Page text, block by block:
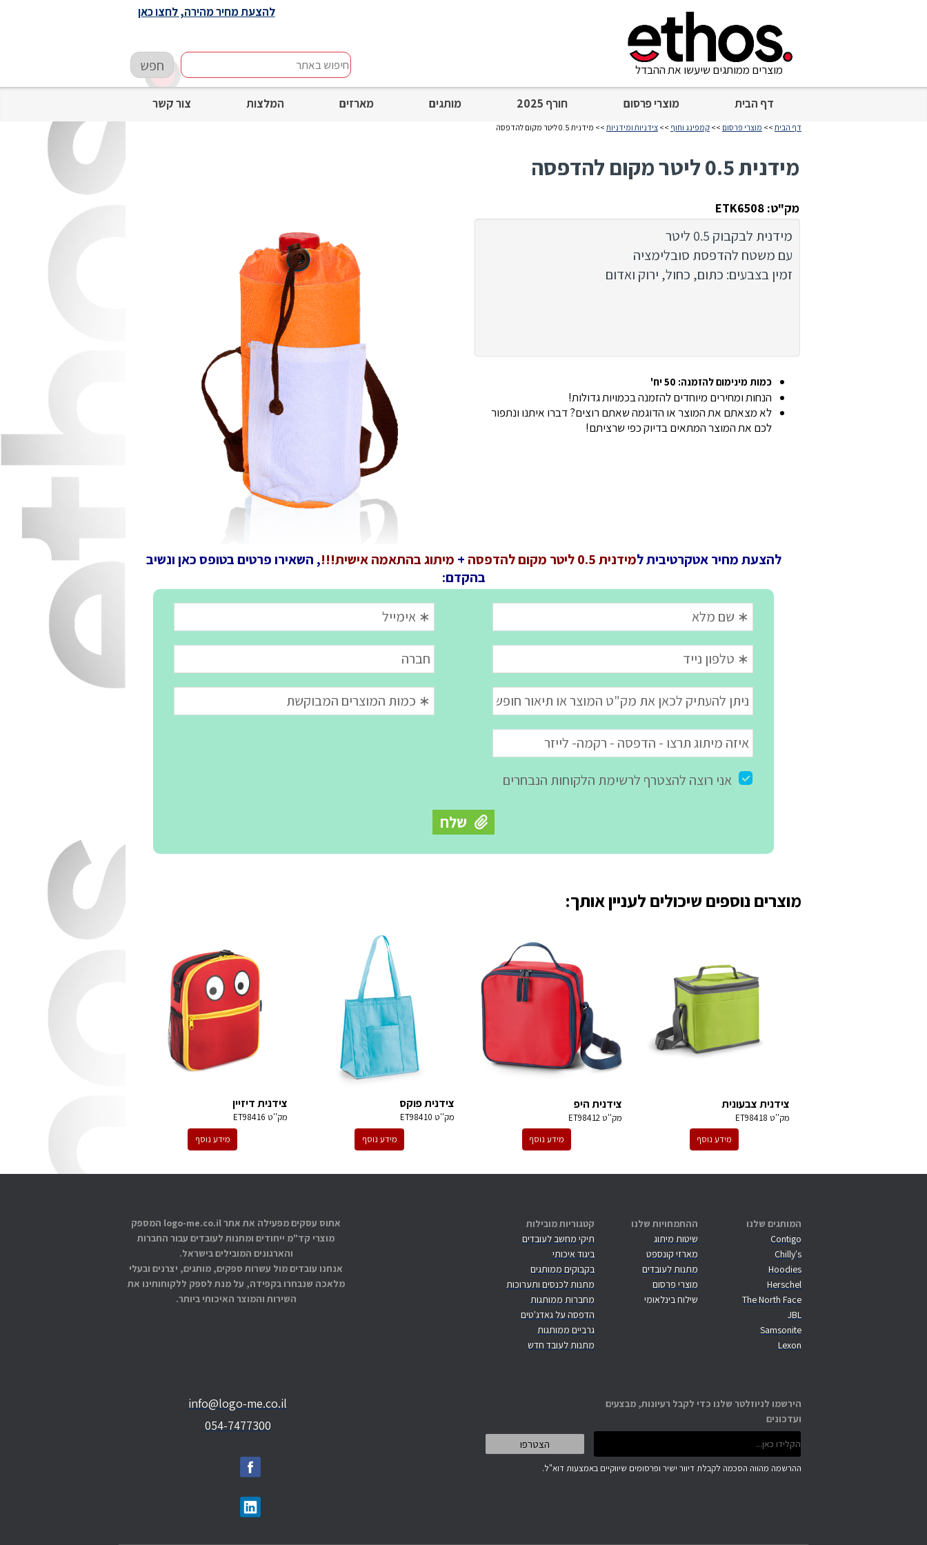
דף הבית מוצרי פרסום חורף 2025 מותגים מארזים המלצות צור קשר
חיפוש
באתר
חפש מוצרים ממותגים שיעשו את ההבדל
להצעת מחיר מהירה, לחצו כאן
דף הבית >> מוצרי פרסום >> קמפינג וחוף >> צידניות ומידניות >> מידנית 0.5 ליטר מקום להדפסה
מידנית 0.5 ליטר מקום להדפסה
מק"ט: ETK6508
מידנית לבקבוק 0.5 ליטר
עם משטח להדפסת סובלימציה
זמין בצבעים: כתום, כחול, ירוק ואדום
כמות מינימום להזמנה: 50 יח'
הנחות ומחירים מיוחדים להזמנה בכמויות גדולות!
לא מצאתם את המוצר או הדוגמה שאתם רוצים? דברו איתנו ונתפור
לכם את המוצר המתאים בדיוק כפי שרציתם!
להצעת מחיר אטקרטיבית למידנית 0.5 ליטר מקום להדפסה + מיתוג בהתאמה אישית!!!, השאירו פרטים בטופס כאן ונשיב
בהקדם:
מוצרים נוספים שיכולים לעניין אותך:
צידנית צבעונית
מק''ט ET98418
מידע נוסף
צידנית היפ
מק''טET98412
מידע נוסף
צידנית פוקס
מק''ט ET98410
מידע נוסף
צידנית דיזיין
מק''ט ET98416
מידע נוסף
המותגים שלנו
Contigo
Chilly's
Hoodies
Herschel
The North Face
JBL
Samsonite
Lexon
ההתמחויות שלנו
שיטות מיתוג
מארזי קונספט
מתנות לעובדים
מוצרי פרסום
שילוח בינלאומי
קטגוריות מובילות
תיקי מחשב לעובדים
ביגוד איכותי
בקבוקים ממותגים
מתנות לכנסים ותערוכות
מחברות ממותגות
הדפסה על גאדג'טים
גרביים ממותגות
מתנות לעובד חדש
אתוס עסקים מפעילה את אתר logo-me.co.il המספק
מוצרי קד"מ ייחודים ומתנות לעובדים עבור החברות
והארגונים המובילים בישראל.
אנחנו עובדים מול עשרות ספקים, מותגים, יצרנים ובעלי
מלאכה שנבחרו בקפידה, על מנת לספק ללקוחותינו את
השירות והמוצר האיכותי ביותר.
הירשמו לניוזלטר שלנו כדי לקבל רעיונות, מבצעים
ועדכונים
info@logo-me.co.il
054-7477300
ההרשמה מהווה הסכמה לקבלת דיוור ישיר ופרסומים שיווקיים באמצעות דוא"ל.